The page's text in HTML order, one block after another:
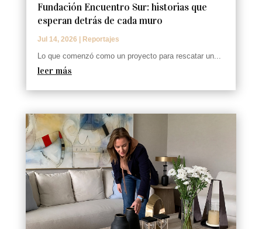
Fundación Encuentro Sur: historias que
esperan detrás de cada muro
Jul 14, 2026 | Reportajes
Lo que comenzó como un proyecto para rescatar un...
leer más